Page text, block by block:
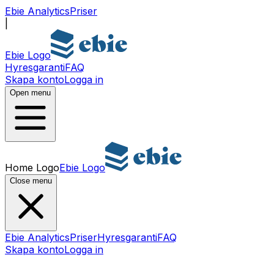
Ebie AnalyticsPriser
Ebie Logo
HyresgarantiFAQ
Skapa kontoLogga in
Open menu
Home LogoEbie Logo
Close menu
Ebie AnalyticsPriserHyresgarantiFAQ
Skapa kontoLogga in